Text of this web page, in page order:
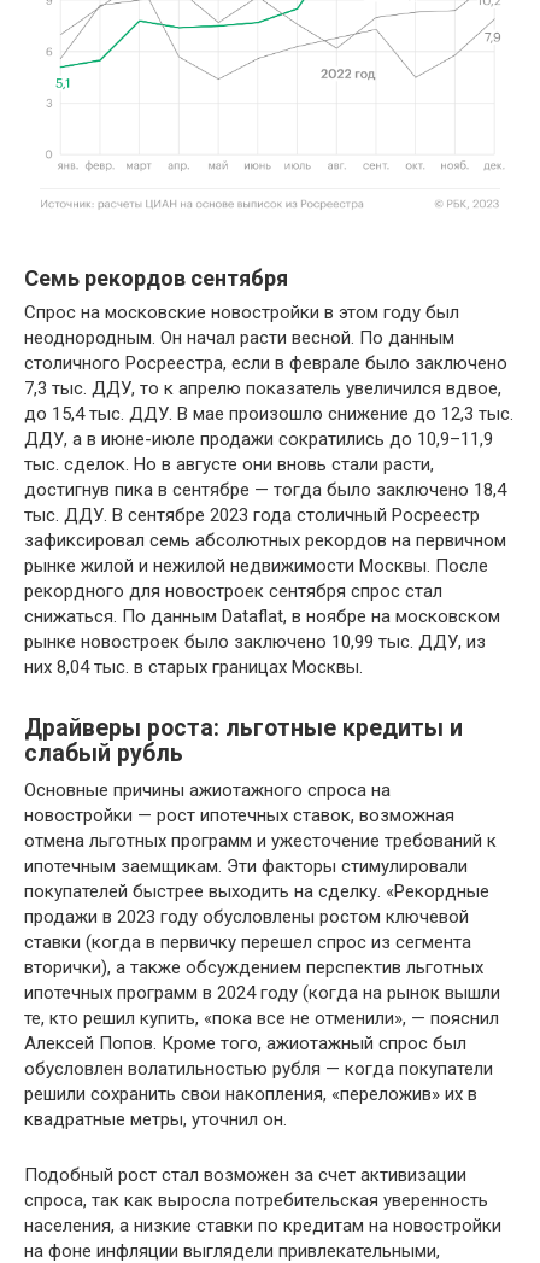
Семь рекордов сентября
Спрос на московские новостройки в этом году был
неоднородным. Он начал расти весной. По данным
столичного Росреестра, если в феврале было заключено
7,3 тыс. ДДУ, то к апрелю показатель увеличился вдвое,
до 15,4 тыс. ДДУ. В мае произошло снижение до 12,3 тыс.
ДДУ, а в июне-июле продажи сократились до 10,9–11,9
тыс. сделок. Но в августе они вновь стали расти,
достигнув пика в сентябре — тогда было заключено 18,4
тыс. ДДУ. В сентябре 2023 года столичный Росреестр
зафиксировал семь абсолютных рекордов на первичном
рынке жилой и нежилой недвижимости Москвы. После
рекордного для новостроек сентября спрос стал
снижаться. По данным Dataflat, в ноябре на московском
рынке новостроек было заключено 10,99 тыс. ДДУ, из
них 8,04 тыс. в старых границах Москвы.
Драйверы роста: льготные кредиты и
слабый рубль
Основные причины ажиотажного спроса на
новостройки — рост ипотечных ставок, возможная
отмена льготных программ и ужесточение требований к
ипотечным заемщикам. Эти факторы стимулировали
покупателей быстрее выходить на сделку. «Рекордные
продажи в 2023 году обусловлены ростом ключевой
ставки (когда в первичку перешел спрос из сегмента
вторички), а также обсуждением перспектив льготных
ипотечных программ в 2024 году (когда на рынок вышли
те, кто решил купить, «пока все не отменили», — пояснил
Алексей Попов. Кроме того, ажиотажный спрос был
обусловлен волатильностью рубля — когда покупатели
решили сохранить свои накопления, «переложив» их в
квадратные метры, уточнил он.
Подобный рост стал возможен за счет активизации
спроса, так как выросла потребительская уверенность
населения, а низкие ставки по кредитам на новостройки
на фоне инфляции выглядели привлекательными,